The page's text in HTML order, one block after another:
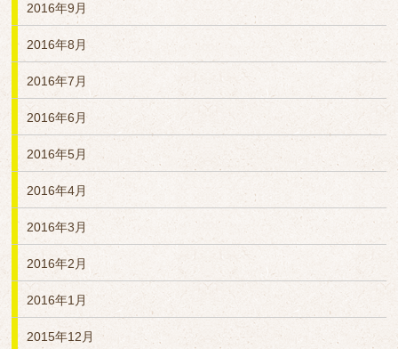
2016年9月
2016年8月
2016年7月
2016年6月
2016年5月
2016年4月
2016年3月
2016年2月
2016年1月
2015年12月